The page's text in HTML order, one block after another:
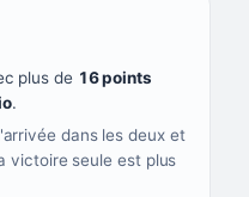
orange clair
plus de 16 points
.
dans les deux et
victoire seule est plus